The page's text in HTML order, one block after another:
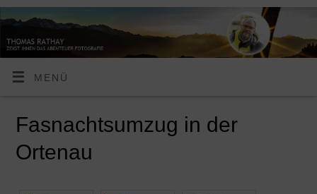
MENÜ
Fasnachtsumzug in der
Ortenau